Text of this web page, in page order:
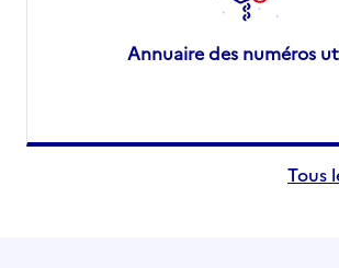
Annuaire des numéros
Tous